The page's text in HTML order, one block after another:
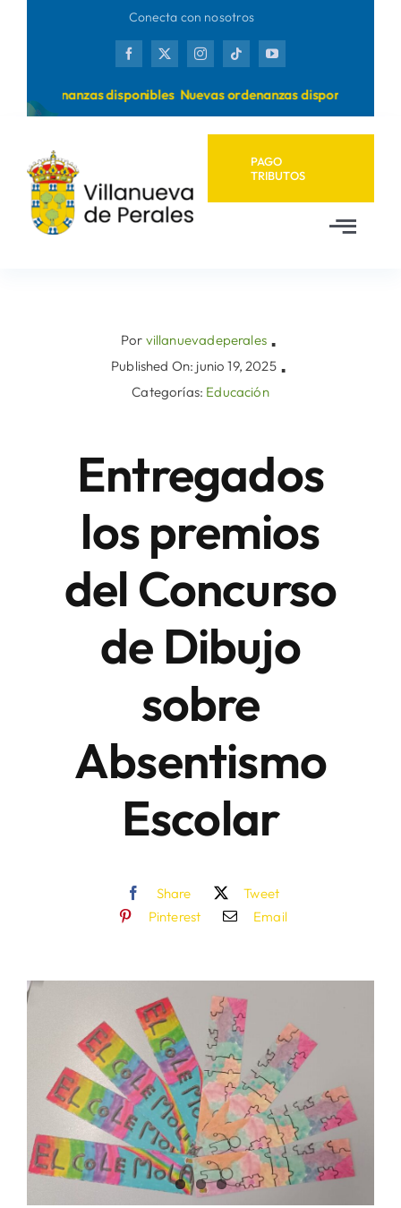
Conecta con nosotros
ordenanzas disponibles Nuevas ordenanzas disponibles
PAGO
TRIBUTOS
Ayuntamiento
Sede Electrónica
Contacto
Por villanuevadeperales ▪
Published On: junio 19, 2025 ▪
Categorías: Educación
Entregados
los premios
del Concurso
de Dibujo
sobre
Absentismo
Escolar
Share
Tweet
Pinterest
Email